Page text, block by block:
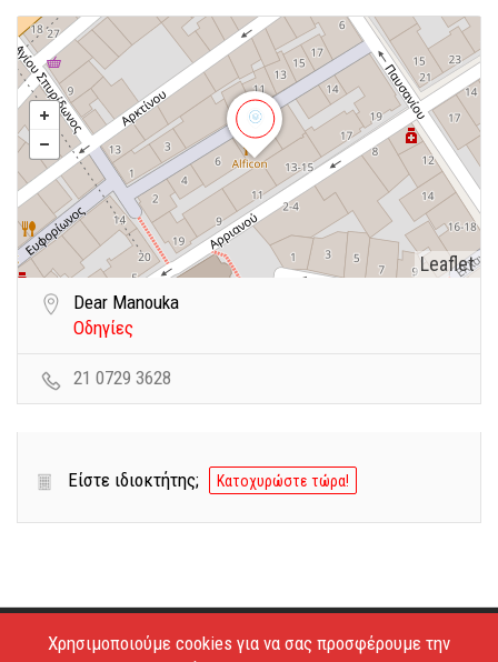
Leaflet
Dear Manouka
Οδηγίες
21 0729 3628
Είστε ιδιοκτήτης; Κατοχυρώστε τώρα!
Copyright © 2026 - Estiatoria. All Rights Reserved.
Χρησιμοποιούμε cookies για να σας προσφέρουμε την